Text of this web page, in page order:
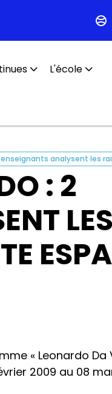
L'école
: 2
LES
« Leonardo Da
2009 au 08